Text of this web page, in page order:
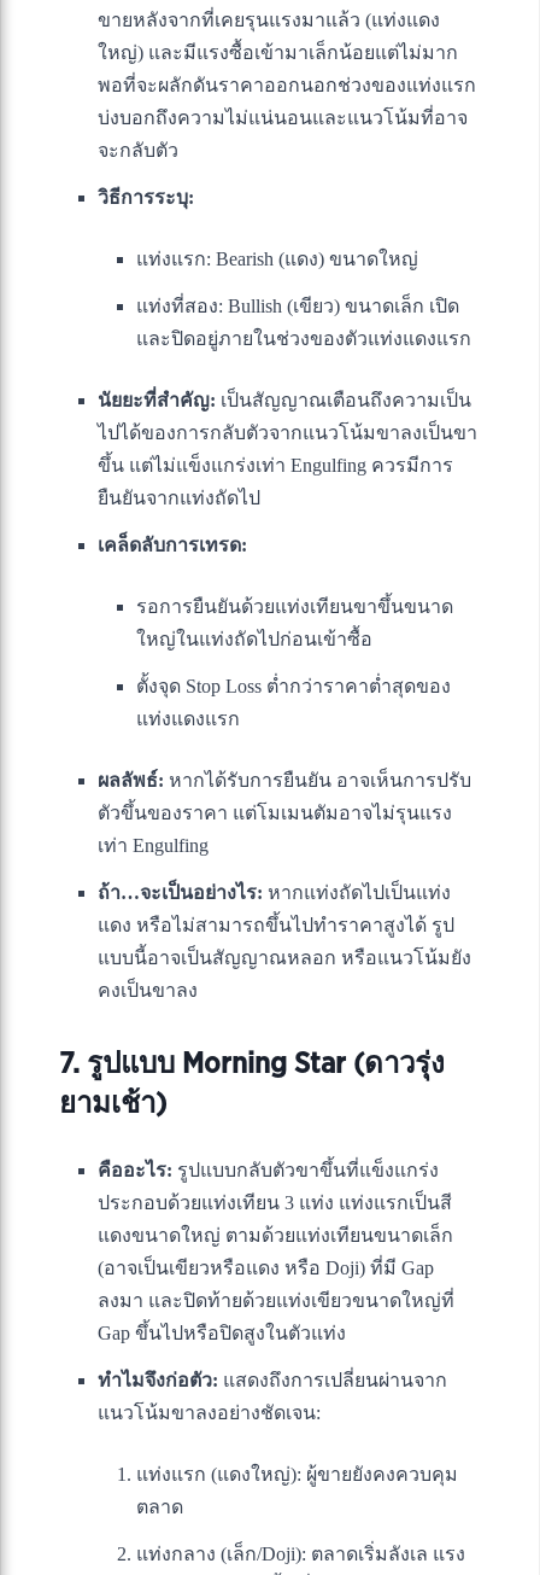
ขายหลังจากที่เคยรุนแรงมาแล้ว (แท่งแดง
ใหญ่) และมีแรงซื้อเข้ามาเล็กน้อยแต่ไม่มาก
พอที่จะผลักดันราคาออกนอกช่วงของแท่งแรก
บ่งบอกถึงความไม่แน่นอนและแนวโน้มที่อาจ
จะกลับตัว
วิธีการระบุ:
แท่งแรก: Bearish (แดง) ขนาดใหญ่
แท่งที่สอง: Bullish (เขียว) ขนาดเล็ก เปิด
และปิดอยู่ภายในช่วงของตัวแท่งแดงแรก
นัยยะที่สำคัญ: เป็นสัญญาณเตือนถึงความเป็น
ไปได้ของการกลับตัวจากแนวโน้มขาลงเป็นขา
ขึ้น แต่ไม่แข็งแกร่งเท่า Engulfing ควรมีการ
ยืนยันจากแท่งถัดไป
เคล็ดลับการเทรด:
รอการยืนยันด้วยแท่งเทียนขาขึ้นขนาด
ใหญ่ในแท่งถัดไปก่อนเข้าซื้อ
ตั้งจุด Stop Loss ต่ำกว่าราคาต่ำสุดของ
แท่งแดงแรก
ผลลัพธ์: หากได้รับการยืนยัน อาจเห็นการปรับ
ตัวขึ้นของราคา แต่โมเมนตัมอาจไม่รุนแรง
เท่า Engulfing
ถ้า…จะเป็นอย่างไร: หากแท่งถัดไปเป็นแท่ง
แดง หรือไม่สามารถขึ้นไปทำราคาสูงได้ รูป
แบบนี้อาจเป็นสัญญาณหลอก หรือแนวโน้มยัง
คงเป็นขาลง
7. รูปแบบ Morning Star (ดาวรุ่ง
ยามเช้า)
คืออะไร: รูปแบบกลับตัวขาขึ้นที่แข็งแกร่ง
ประกอบด้วยแท่งเทียน 3 แท่ง แท่งแรกเป็นสี
แดงขนาดใหญ่ ตามด้วยแท่งเทียนขนาดเล็ก
(อาจเป็นเขียวหรือแดง หรือ Doji) ที่มี Gap
ลงมา และปิดท้ายด้วยแท่งเขียวขนาดใหญ่ที่
Gap ขึ้นไปหรือปิดสูงในตัวแท่ง
ทำไมจึงก่อตัว: แสดงถึงการเปลี่ยนผ่านจาก
แนวโน้มขาลงอย่างชัดเจน:
แท่งแรก (แดงใหญ่): ผู้ขายยังคงควบคุม
ตลาด
แท่งกลาง (เล็ก/Doji): ตลาดเริ่มลังเล แรง